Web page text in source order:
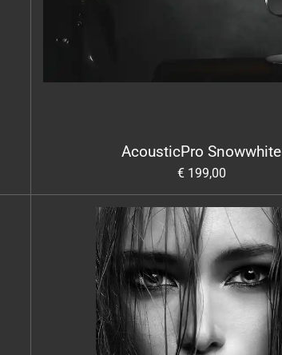
AcousticPro Snowwhite
€ 199,00